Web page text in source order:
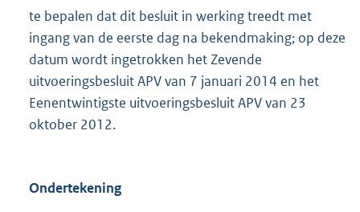
te bepalen dat dit besluit in werking treedt met
ingang van de eerste dag na bekendmaking; op deze
datum wordt ingetrokken het Zevende
uitvoeringsbesluit APV van 7 januari 2014 en het
Eenentwintigste uitvoeringsbesluit APV van 23
oktober 2012.
Ondertekening